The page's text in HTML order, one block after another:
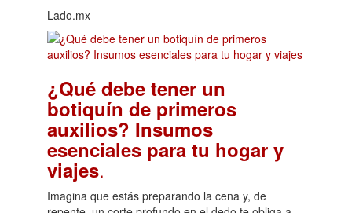
Lado.mx
¿Qué debe tener un
botiquín de primeros
auxilios? Insumos
esenciales para tu hogar y
viajes.
Imagina que estás preparando la cena y, de